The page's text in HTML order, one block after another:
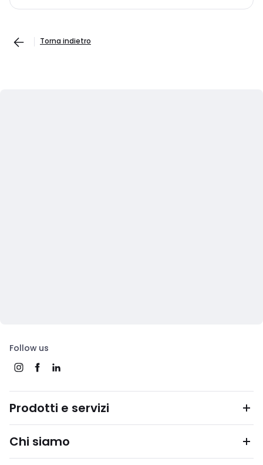
Torna indietro
Follow us
Prodotti e servizi
Chi siamo